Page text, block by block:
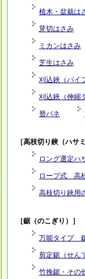
植木・盆栽は
芽切はさみ
ミカンはさみ
芝生はさみ
刈込鋏（パイ
刈込鋏（伸縮
替バネ
［高枝切り鋏（ハサミ
ロング選定ハ
ロープ式 高
高枝切り鋏用
［鋸（のこぎり）］
万能タイプ
剪定鋸（せん
竹挽鋸・そ